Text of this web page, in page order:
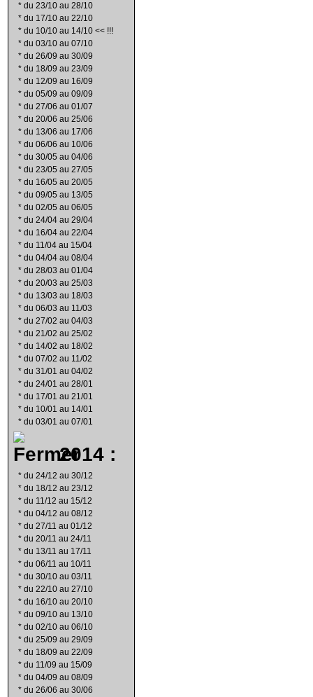
* du 23/10 au 28/10
* du 17/10 au 22/10
* du 10/10 au 14/10 << !!!
* du 03/10 au 07/10
* du 26/09 au 30/09
* du 18/09 au 23/09
* du 12/09 au 16/09
* du 05/09 au 09/09
* du 27/06 au 01/07
* du 20/06 au 25/06
* du 13/06 au 17/06
* du 06/06 au 10/06
* du 30/05 au 04/06
* du 23/05 au 27/05
* du 16/05 au 20/05
* du 09/05 au 13/05
* du 02/05 au 06/05
* du 24/04 au 29/04
* du 16/04 au 22/04
* du 11/04 au 15/04
* du 04/04 au 08/04
* du 28/03 au 01/04
* du 20/03 au 25/03
* du 13/03 au 18/03
* du 06/03 au 11/03
* du 27/02 au 04/03
* du 21/02 au 25/02
* du 14/02 au 18/02
* du 07/02 au 11/02
* du 31/01 au 04/02
* du 24/01 au 28/01
* du 17/01 au 21/01
* du 10/01 au 14/01
* du 03/01 au 07/01
2014 :
* du 24/12 au 30/12
* du 18/12 au 23/12
* du 11/12 au 15/12
* du 04/12 au 08/12
* du 27/11 au 01/12
* du 20/11 au 24/11
* du 13/11 au 17/11
* du 06/11 au 10/11
* du 30/10 au 03/11
* du 22/10 au 27/10
* du 16/10 au 20/10
* du 09/10 au 13/10
* du 02/10 au 06/10
* du 25/09 au 29/09
* du 18/09 au 22/09
* du 11/09 au 15/09
* du 04/09 au 08/09
* du 26/06 au 30/06